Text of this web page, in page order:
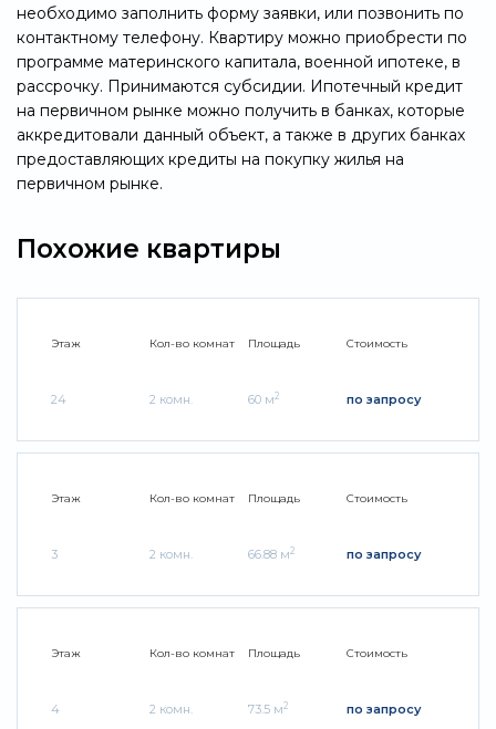
необходимо заполнить форму заявки, или позвонить по
контактному телефону. Квартиру можно приобрести по
программе материнского капитала, военной ипотеке, в
рассрочку. Принимаются субсидии. Ипотечный кредит
на первичном рынке можно получить в банках, которые
аккредитовали данный объект, а также в других банках
предоставляющих кредиты на покупку жилья на
первичном рынке.
Похожие квартиры
Этаж
24
Кол-во комнат
2 комн.
Площадь
60 м2
Стоимость
по запросу
Этаж
3
Кол-во комнат
2 комн.
Площадь
66.88 м2
Стоимость
по запросу
Этаж
4
Кол-во комнат
2 комн.
Площадь
73.5 м2
Стоимость
по запросу